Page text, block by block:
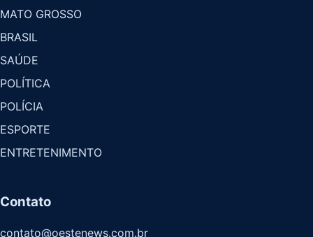
MATO GROSSO
BRASIL
SAÚDE
POLÍTICA
POLÍCIA
ESPORTE
ENTRETENIMENTO
Contato
contato@oestenews.com.br